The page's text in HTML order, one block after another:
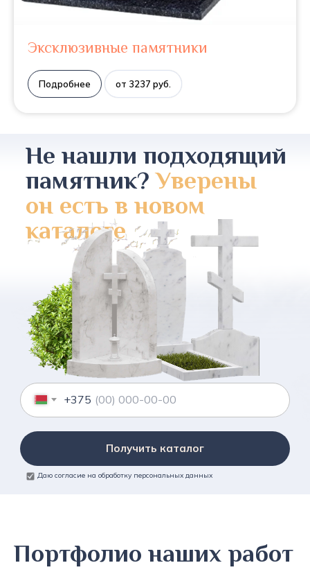
Эксклюзивные памятники
Подробнее от 3237 руб.
Не нашли подходящий
памятник?Уверены
он есть в новом
каталоге
+375
Получить каталог
Даю согласие на обработку персональных данных
Портфолио наших работ